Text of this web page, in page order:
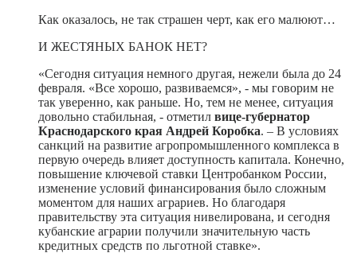
Как оказалось, не так страшен черт, как его малюют…
И ЖЕСТЯНЫХ БАНОК НЕТ?
«Сегодня ситуация немного другая, нежели была до 24
февраля. «Все хорошо, развиваемся», - мы говорим не
так уверенно, как раньше. Но, тем не менее, ситуация
довольно стабильная, - отметил вице-губернатор
Краснодарского края Андрей Коробка. – В условиях
санкций на развитие агропромышленного комплекса в
первую очередь влияет доступность капитала. Конечно,
повышение ключевой ставки Центробанком России,
изменение условий финансирования было сложным
моментом для наших аграриев. Но благодаря
правительству эта ситуация нивелирована, и сегодня
кубанские аграрии получили значительную часть
кредитных средств по льготной ставке».